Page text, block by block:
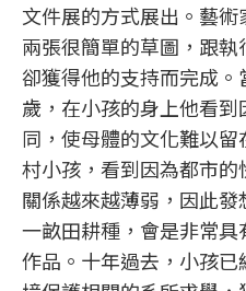
文件展的方式展出。藝
兩張很簡單的草圖，跟
卻獲得他的支持而完成
歲，在小孩的身上他看
同，使母體的文化難以
村小孩，看到因為都市
關係越來越薄弱，因此
一畝田耕種，會是非常
作品。十年過去，小孩